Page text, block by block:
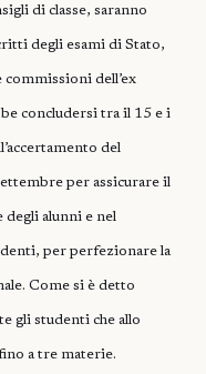
di classe, saranno
degli esami di Stato,
dell’ex
concludersi tra il 15 e i
del
per assicurare il
alunni e nel
per perfezionare la
Come si è detto
gli studenti che allo
a tre materie.